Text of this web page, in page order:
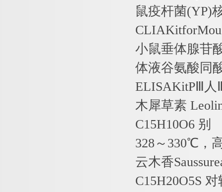
鼠疫杆菌(YP)
小鼠垂体腺苷
体液谷氨酸同
ELISAKitP Ⅲ
木犀草素
C15H10O6 别
328 ～ 330℃，
云木香
C15H20O5S 对